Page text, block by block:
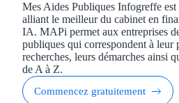
Mes Aides Publiques Infogreffe
alliant le meilleur du cabinet en
IA. MAPi permet aux entreprises
publiques qui correspondent à
recherches, leurs démarches ainsi
de A à Z.
Commencez gratuitement